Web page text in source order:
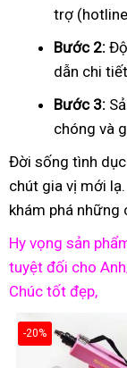
trợ
Bước 2:
dẫn chi
Bước 3:
chóng và
Đời sống tình
chút gia vị mới
khám phá những
Hy vọng sản
tuyệt đối cho
Chúc tốt đẹp,
-20%